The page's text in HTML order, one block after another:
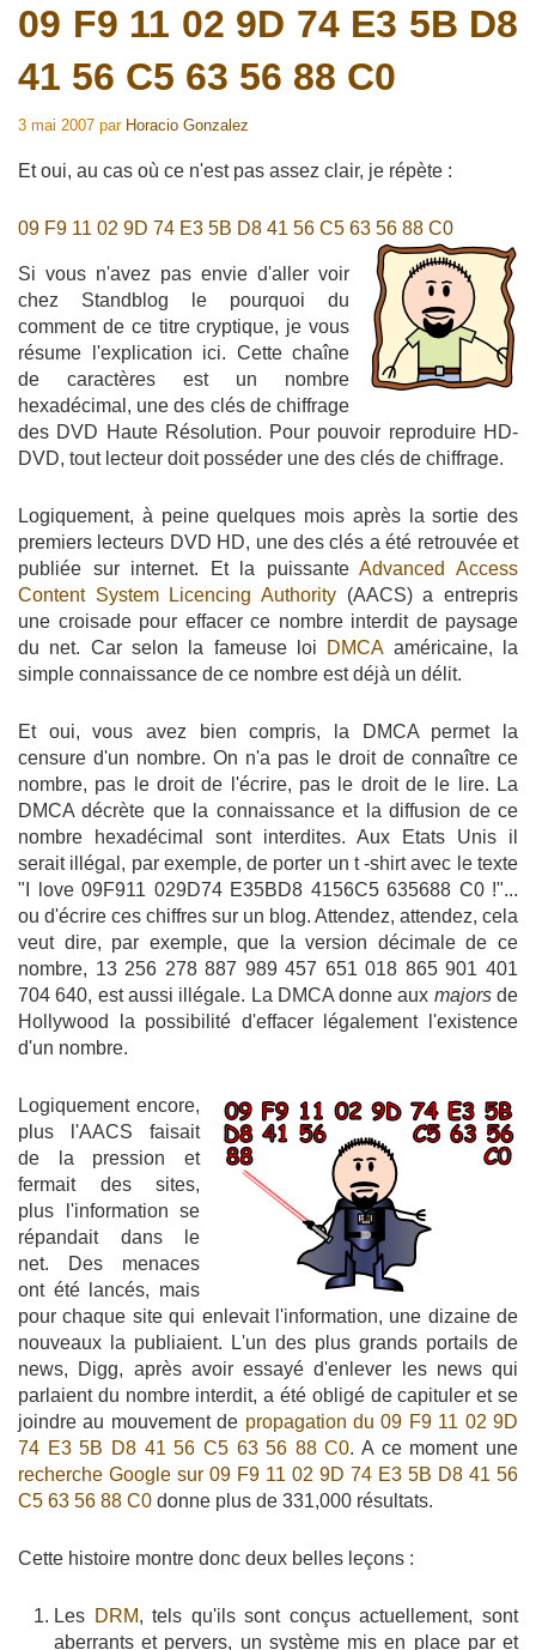
09 F9 11 02 9D 74 E3 5B D8
41 56 C5 63 56 88 C0
3 mai 2007 par Horacio Gonzalez
Et oui, au cas où ce n'est pas assez clair, je répète :
09 F9 11 02 9D 74 E3 5B D8 41 56 C5 63 56 88 C0
Si vous n'avez pas envie d'aller voir
chez Standblog le pourquoi du
comment de ce titre cryptique, je vous
résume l'explication ici. Cette chaîne
de caractères est un nombre
hexadécimal, une des clés de chiffrage
des DVD Haute Résolution. Pour pouvoir reproduire HD-
DVD, tout lecteur doit posséder une des clés de chiffrage.
Logiquement, à peine quelques mois après la sortie des
premiers lecteurs DVD HD, une des clés a été retrouvée et
publiée sur internet. Et la puissanteAdvanced Access
Content System Licencing Authority (AACS) a entrepris
une croisade pour effacer ce nombre interdit de paysage
du net. Car selon la fameuse loi DMCAaméricaine, la
simple connaissance de ce nombre est déjà un délit.
Et oui, vous avez bien compris, la DMCA permet la
censure d'un nombre. On n'a pas le droit de connaître ce
nombre, pas le droit de l'écrire, pas le droit de le lire. La
DMCA décrète que la connaissance et la diffusion de ce
nombre hexadécimal sont interdites. Aux Etats Unis il
serait illégal, par exemple, de porter un t -shirt avec le texte
"I love 09F911 029D74 E35BD8 4156C5 635688 C0 !"...
ou d'écrire ces chiffres sur un blog. Attendez, attendez, cela
veut dire, par exemple, que la version décimale de ce
nombre, 13 256 278 887 989 457 651 018 865 901 401
704 640, est aussi illégale. La DMCA donne aux majorsde
Hollywood la possibilité d'effacer légalement l'existence
d'un nombre.
Logiquement encore,
plus l'AACS faisait
de la pression et
fermait des sites,
plus l'information se
répandait dans le
net. Des menaces
ont été lancés, mais
pour chaque site qui enlevait l'information, une dizaine de
nouveaux la publiaient. L'un des plus grands portails de
news, Digg, après avoir essayé d'enlever les news qui
parlaient du nombre interdit, a été obligé de capituler et se
joindre au mouvement de propagation du 09 F9 11 02 9D
74 E3 5B D8 41 56 C5 63 56 88 C0. A ce moment une
recherche Google sur 09 F9 11 02 9D 74 E3 5B D8 41 56
C5 63 56 88 C0 donne plus de 331,000 résultats.
Cette histoire montre donc deux belles leçons :
Les DRM, tels qu'ils sont conçus actuellement, sont
aberrants et pervers, un système mis en place par et